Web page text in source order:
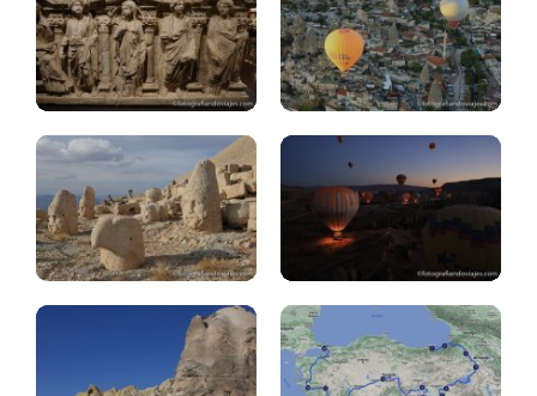
Turquía:
consejos
viaje
Capadocia:
que.ver
Capadocia:
chimeneas
hadas
Turquia
24
días